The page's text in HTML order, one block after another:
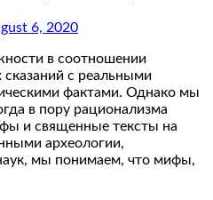
6, 2020
в соотношении
с реальными
фактами. Однако мы
в пору рационализма
и священные тексты на
археологии,
мы понимаем, что мифы,